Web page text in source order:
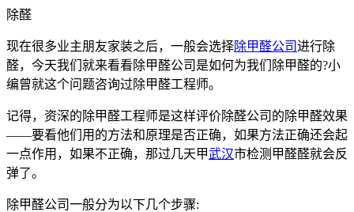
除醛
现在很多业主朋友家装之后，一般会选择除甲醛公司进行除
醛，今天我们就来看看除甲醛公司是如何为我们除甲醛的?小
编曾就这个问题咨询过除甲醛工程师。
记得，资深的除甲醛工程师是这样评价除醛公司的除甲醛效果
——要看他们用的方法和原理是否正确，如果方法正确还会起
一点作用，如果不正确，那过几天甲武汉市检测甲醛醛就会反
弹了。
除甲醛公司一般分为以下几个步骤: